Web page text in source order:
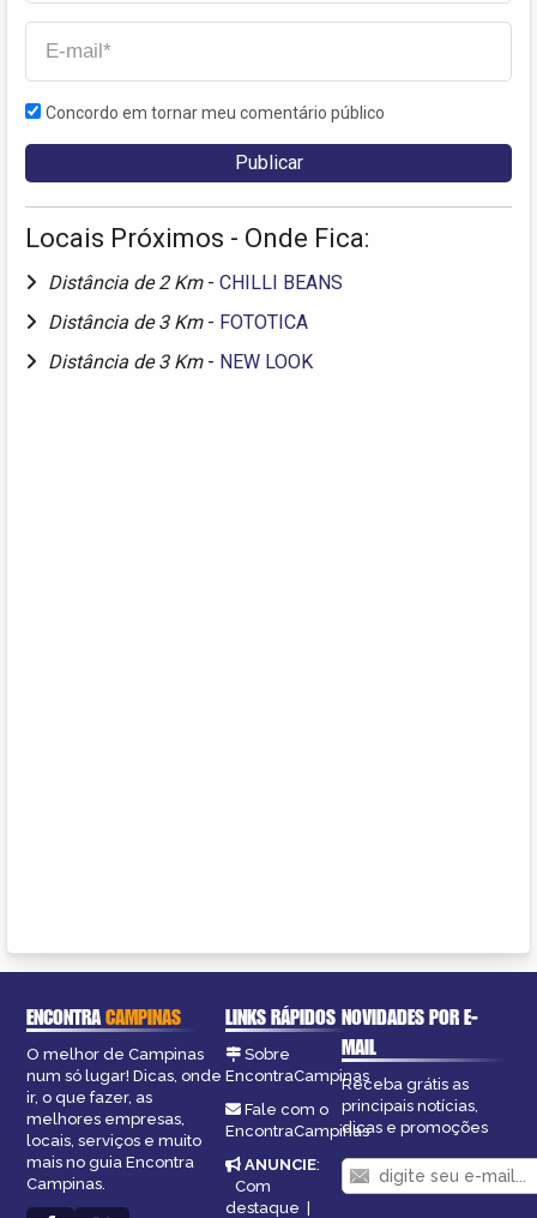
Concordo em tornar meu comentário público
Locais Próximos - Onde Fica:
Distância de 2 Km - CHILLI BEANS
Distância de 3 Km - FOTOTICA
Distância de 3 Km - NEW LOOK
ENCONTRACAMPINAS
O melhor de Campinas
num só lugar! Dicas, onde
ir, o que fazer, as
melhores empresas,
locais, serviços e muito
mais no guia Encontra
Campinas.
LINKS RÁPIDOS
Sobre
EncontraCampinas
Fale com o
EncontraCampinas
ANUNCIE:
Com
destaque |
NOVIDADES POR E-
MAIL
Receba grátis as
principais notícias,
dicas e promoções